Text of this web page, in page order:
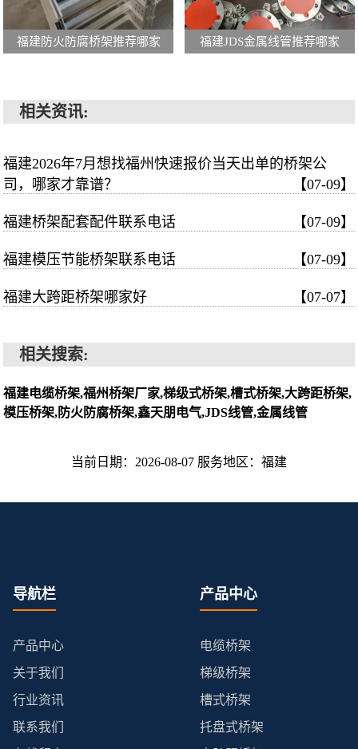
福建防火防腐桥架推荐哪家 福建JDS金属线管推荐哪家
相关资讯:
福建2026年7月想找福州快速报价当天出单的桥架公
司，哪家才靠谱？
【07-09】
福建桥架配套配件联系电话 【07-09】
福建模压节能桥架联系电话 【07-09】
福建大跨距桥架哪家好 【07-07】
相关搜索:
福建电缆桥架,福州桥架厂家,梯级式桥架,槽式桥架,大跨距桥架,
模压桥架,防火防腐桥架,鑫天朋电气,JDS线管,金属线管
当前日期：2026-08-07 服务地区：福建
导航栏
产品中心
关于我们
行业资讯
联系我们
产品中心
电缆桥架
梯级桥架
槽式桥架
托盘式桥架